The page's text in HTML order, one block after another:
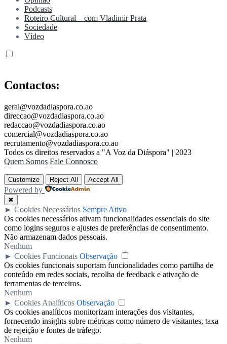
Podcasts
Roteiro Cultural – com Vladimir Prata
Sociedade
Vídeo
Contactos:
geral@vozdadiaspora.co.ao
direccao@vozdadiaspora.co.ao
redaccao@vozdadiaspora.co.ao
comercial@vozdadiaspora.co.ao
recrutamento@vozdadiaspora.co.ao
Todos os direitos reservados a "A Voz da Diáspora" | 2023
Quem Somos Fale Connosco
Customize Reject All Accept All
Powered by
✖
► Cookies Necessários Sempre Ativo
Os cookies necessários ativam funcionalidades essenciais do site
como logins seguros e ajustes de preferências de consentimento.
Não armazenam dados pessoais.
Nenhum
► Cookies Funcionais Observação
Os cookies funcionais suportam funcionalidades como partilha de
conteúdo em redes sociais, recolha de feedback e ativação de
ferramentas de terceiros.
Nenhum
► Cookies Analíticos Observação
Os cookies analíticos monitorizam interações dos visitantes,
fornecendo insights sobre métricas como número de visitantes, taxa
de rejeição e fontes de tráfego.
Nenhum